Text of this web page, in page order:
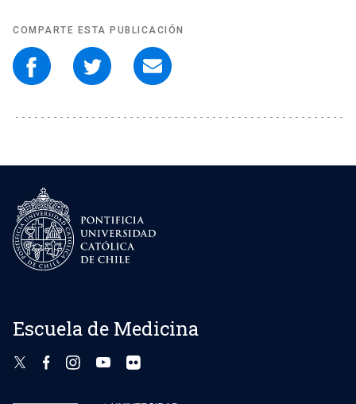
COMPARTE ESTA PUBLICACIÓN
Escuela de Medicina